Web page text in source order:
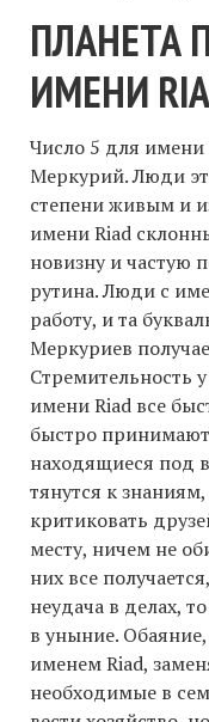
ПЛАНЕТА
ИМЕНИ
Число 5 для имени
Меркурий. Люди
степени живым и
имени Riad
новизну и частую
рутина. Люди с
работу, и та
Меркуриев
Стремительность
имени Riad все
быстро
находящиеся под
тянутся к
критиковать
месту, ничем не
них все
неудача в делах,
в уныние.
именем Riad,
необходимые в